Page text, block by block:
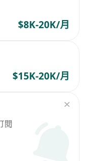
$8K-20K/月
$15K-20K/月
閱